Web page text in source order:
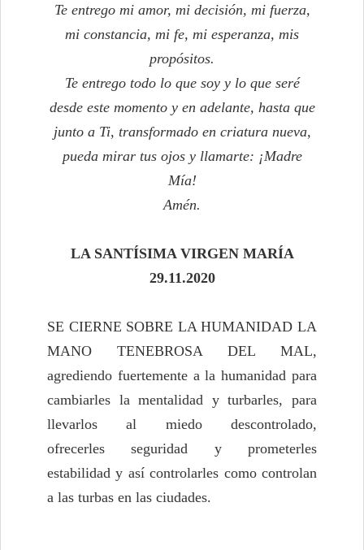
Te entrego mi amor, mi decisión, mi fuerza,
mi constancia, mi fe, mi esperanza, mis
propósitos.
Te entrego todo lo que soy y lo que seré
desde este momento y en adelante, hasta que
junto a Ti, transformado en criatura nueva,
pueda mirar tus ojos y llamarte: ¡Madre
Mía!
Amén.
LA SANTÍSIMA VIRGEN MARÍA
29.11.2020
SE CIERNE SOBRE LA HUMANIDAD LA
MANO TENEBROSA DEL MAL,
agrediendo fuertemente a la humanidad para
cambiarles la mentalidad y turbarles, para
llevarlos al miedo descontrolado,
ofrecerles seguridad y prometerles
estabilidad y así controlarles como controlan
a las turbas en las ciudades.